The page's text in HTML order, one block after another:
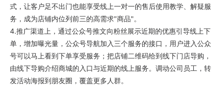
式，让客户足不出门也能享受线上一对一的售后使用教学、解疑服
务，成为店铺内位列前三的高需求"商品"。
4.推广渠道上，通过公众号推文向粉丝展示近期的优惠引导线上下
单，增加曝光量，公众号导航加入三个服务的接口，用户进入公众
号可以马上看到下单享受服务；把店铺二维码给到线下门店导购，
由线下导购介绍商城的入口与近期的线上服务。调动公司员工，转
发活动海报到朋友圈，覆盖更多人群。